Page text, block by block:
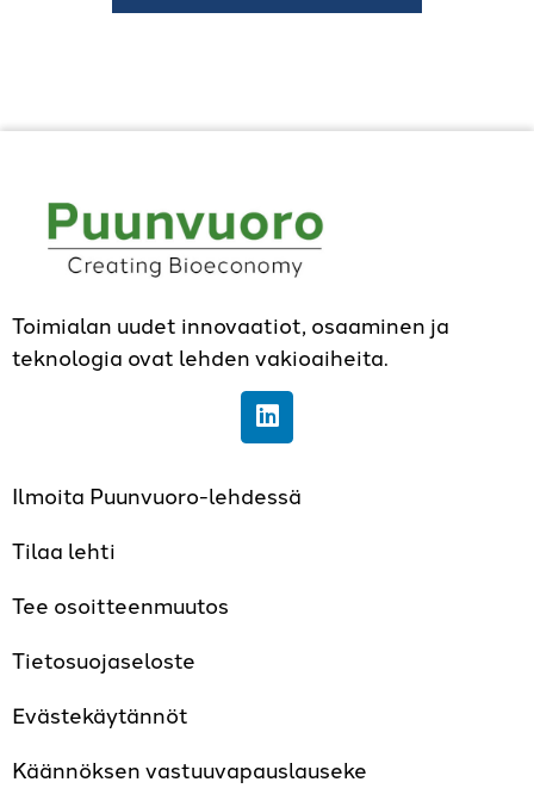
Toimialan uudet innovaatiot, osaaminen ja
teknologia ovat lehden vakioaiheita.
Ilmoita Puunvuoro-lehdessä
Tilaa lehti
Tee osoitteenmuutos
Tietosuojaseloste
Evästekäytännöt
Käännöksen vastuuvapauslauseke